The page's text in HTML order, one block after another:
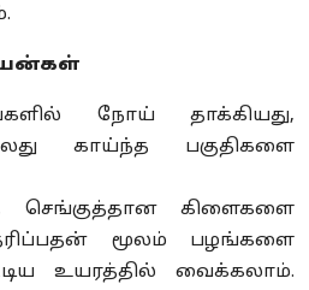
பயன்கள்
நோய் தாக்கியது,
காய்ந்த பகுதிகளை
செங்குத்தான கிளைகளை
மூலம் பழங்களை
உயரத்தில் வைக்கலாம்.